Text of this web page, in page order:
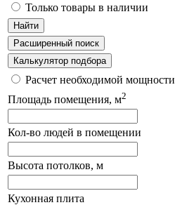
Только товары в наличии
Найти
Расширенный поиск
Калькулятор подбора
Расчет необходимой мощности
Площадь помещения, м2
Кол-во людей в помещении
Высота потолков, м
Кухонная плита